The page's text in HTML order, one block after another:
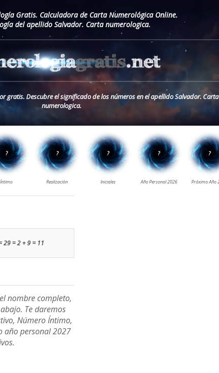
Gratis. Calculadora de Carta Numerológica Online.
del apellido Salvador. Carta numerologica.
gratis. Descubre el significado de los números en el apellido Salvador. Carta
numerologica.
29 = 2 + 9 = 11
nombre completo,
Te daremos
Número Íntimo,
año personal 2027